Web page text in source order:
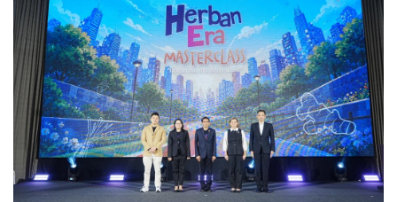
อุตสาหกรรม Wellness เป็นหนึ่งในอุตสาหกรรมที่เติบโตเร็วที่สุด
ของโลก จากพฤติกรรมผู้บริโภคที่หันมาใส่ใจสุขภาพเชิงป้องกัน
การใช้ผลิตภัณฑ์จากธรรมชาติ และการใช้ชีวิตที่สมดุล ส่งผลให้
ความต้องการสินค้าและบริการด้านสุขภาพเพิ่มขึ้นอย่างต่อเนื่อง
ถือเป็นโอกาสสำคัญของผู้ประกอบการไทย โดยเฉพาะธุรกิจ
สมุนไพรที่มีจุดแข็งจากภูมิปัญญาไทยและความหลากหลายของ
ทรัพยากรธรรมชาติ หากสามารถพัฒนาองค์ความรู้ด้านการ
บริหารธุรกิจ ควบคู่กับการสร้างนวัตกรรมและแบรนด์จะช่วยเพิ่ม